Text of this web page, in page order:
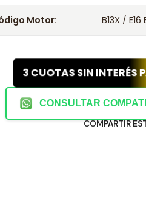
Motor: B13X / E16
3 CUOTAS SIN INTERÉS
CONSULTAR
COMPARTIR